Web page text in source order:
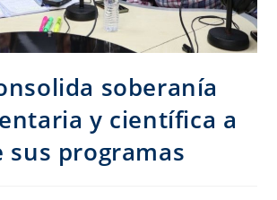
soberanía
y científica a
sus programas